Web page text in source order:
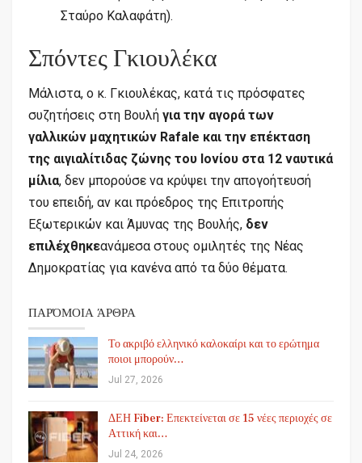
Σταύρο Καλαφάτη).
Σπόντες Γκιουλέκα
Μάλιστα, ο κ. Γκιουλέκας, κατά τις πρόσφατες
συζητήσεις στη Βουλή για την αγορά των
γαλλικών μαχητικών Rafale και την επέκταση
της αιγιαλίτιδας ζώνης του Ιονίου στα 12 ναυτικά
μίλια, δεν μπορούσε να κρύψει την απογοήτευσή
του επειδή, αν και πρόεδρος της Επιτροπής
Εξωτερικών και Άμυνας της Βουλής, δεν
επιλέχθηκεανάμεσα στους ομιλητές της Νέας
Δημοκρατίας για κανένα από τα δύο θέματα.
ΠΑΡΌΜΟΙΑ ΆΡΘΡΑ
Το ακριβό ελληνικό καλοκαίρι και το ερώτημα
ποιοι μπορούν…
Jul 27, 2026
ΔΕΗ Fiber: Επεκτείνεται σε 15 νέες περιοχές σε
Αττική και…
Jul 24, 2026